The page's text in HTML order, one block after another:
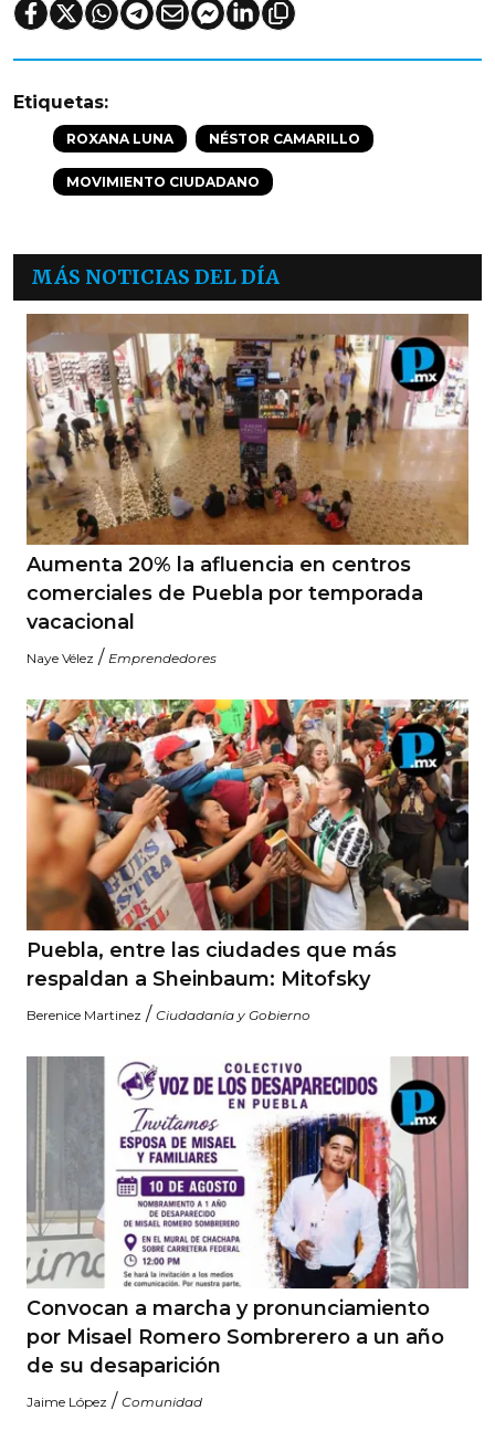
Etiquetas:
ROXANA LUNA NÉSTOR CAMARILLO
MOVIMIENTO CIUDADANO
MÁS NOTICIAS DEL DÍA
Aumenta 20% la afluencia en centros
comerciales de Puebla por temporada
vacacional
Naye Vélez / Emprendedores
Puebla, entre las ciudades que más
respaldan a Sheinbaum: Mitofsky
Berenice Martinez / Ciudadanía y Gobierno
Convocan a marcha y pronunciamiento
por Misael Romero Sombrerero a un año
de su desaparición
Jaime López / Comunidad